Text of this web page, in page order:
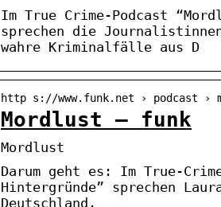
Im True Crime-Podcast
sprechen die
wahre Kriminalfälle aus D
http s://www.funk.net › podcast ›
Mordlust – funk
Mordlust
Darum geht es: Im True-
Hintergründe” sprechen
Deutschland.